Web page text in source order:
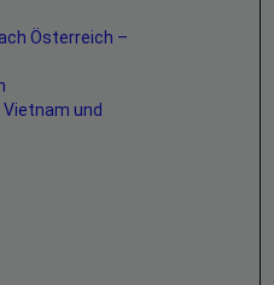
Österreich –
und